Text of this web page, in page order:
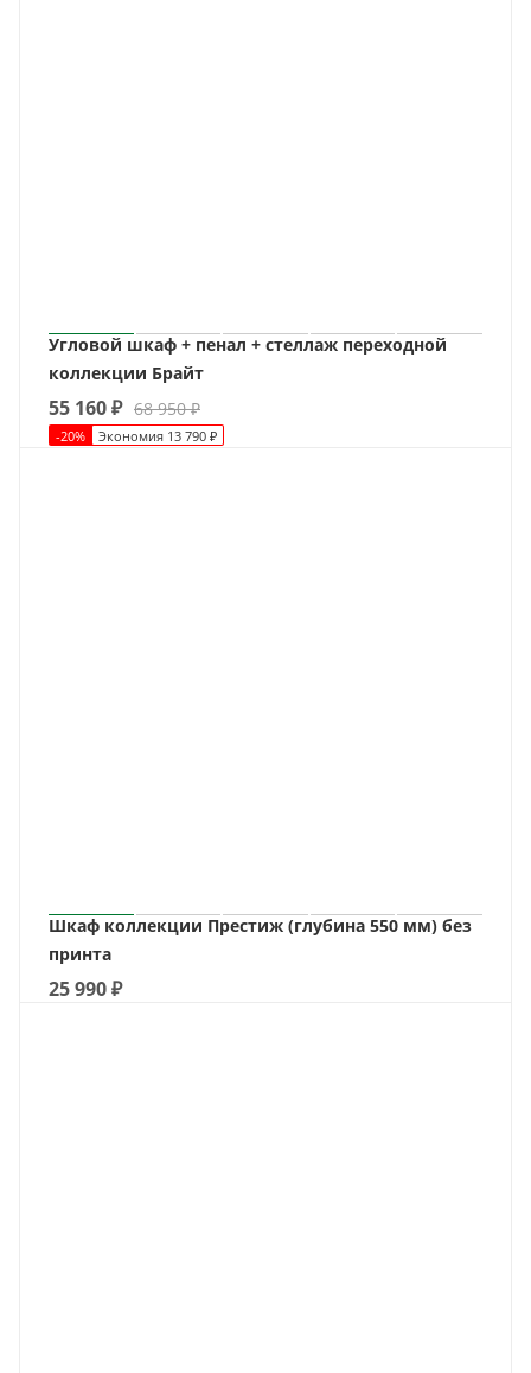
Угловой шкаф + пенал + стеллаж переходной
коллекции Брайт
55 160₽ 68 950₽
-20% Экономия 13 790 ₽
Шкаф коллекции Престиж (глубина 550 мм) без
принта
25 990₽